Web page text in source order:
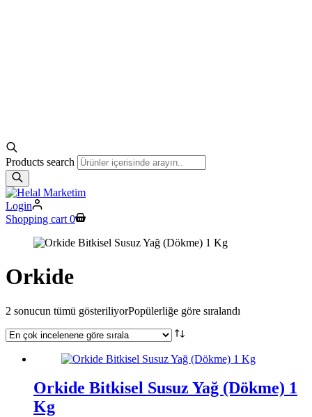
Products search
Login
Shopping cart 0
Orkide
2 sonucun tümü gösteriliyorPopülerliğe göre sıralandı
Orkide Bitkisel Susuz Yağ (Dökme) 1
Kg